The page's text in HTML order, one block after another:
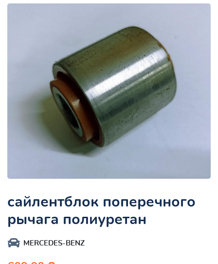
сайлентблок поперечного
рычага полиуретан
MERCEDES-BENZ